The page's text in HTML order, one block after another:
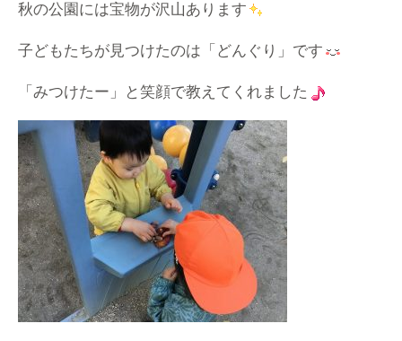
秋の公園には宝物が沢山あります
子どもたちが見つけたのは「どんぐり」です
「みつけたー」と笑顔で教えてくれました